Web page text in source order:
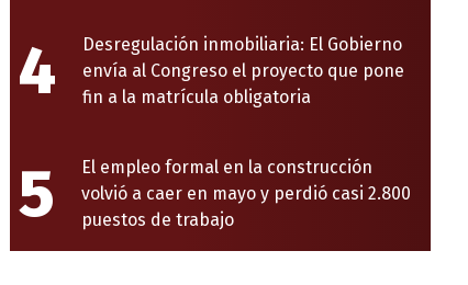
4
Desregulación inmobiliaria: El Gobierno
envía al Congreso el proyecto que pone
fin a la matrícula obligatoria
5
El empleo formal en la construcción
volvió a caer en mayo y perdió casi 2.800
puestos de trabajo